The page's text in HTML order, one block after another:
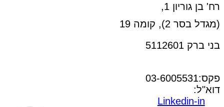
רח' בן גוריון 1,
(מגדל בסר 2), קומה 19
בני ברק 5112601
פקס:03-6005531
דוא"ל:
Linkedin-in